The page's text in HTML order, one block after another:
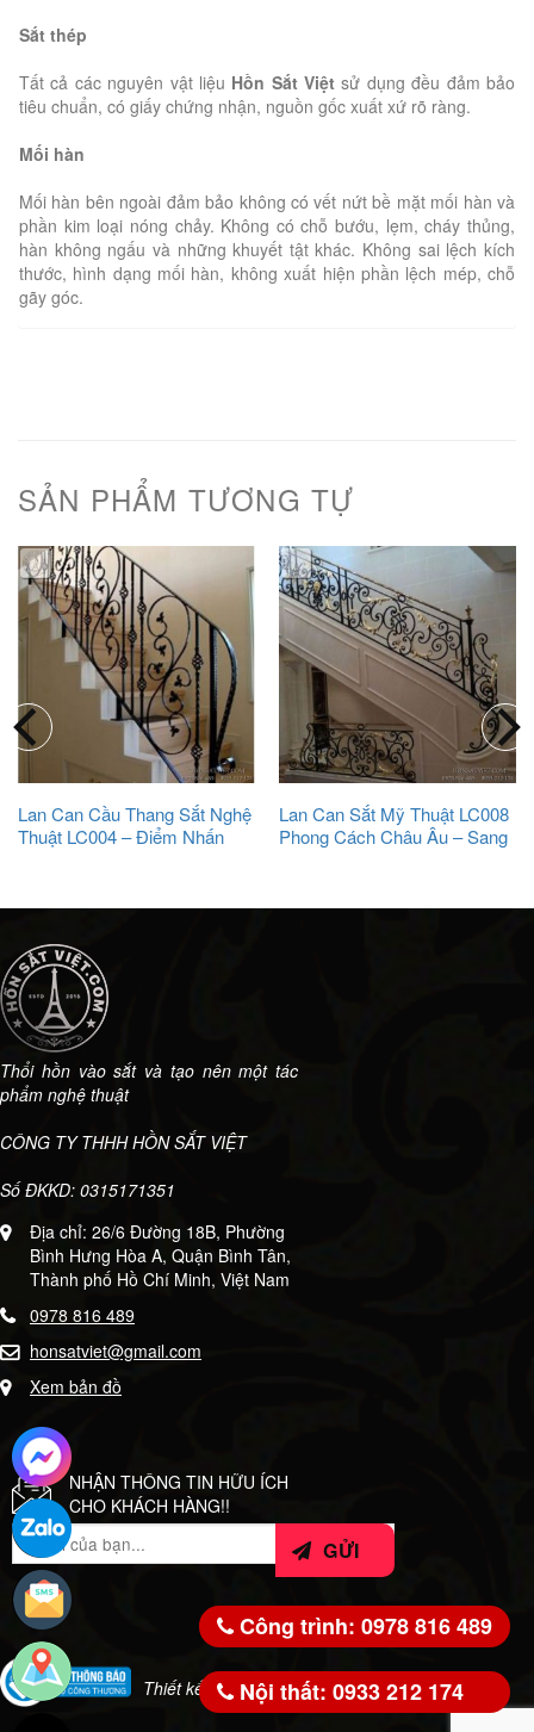
Sắt thép
Tất cả các nguyên vật liệu Hồn Sắt Việt sử dụng đều đảm bảo
tiêu chuẩn, có giấy chứng nhận, nguồn gốc xuất xứ rõ ràng.
Mối hàn
Mối hàn bên ngoài đảm bảo không có vết nứt bề mặt mối hàn và
phần kim loại nóng chảy. Không có chỗ bướu, lẹm, cháy thủng,
hàn không ngấu và những khuyết tật khác. Không sai lệch kích
thước, hình dạng mối hàn, không xuất hiện phần lệch mép, chỗ
gãy góc.
SẢN PHẨM TƯƠNG TỰ
Lan Can Cầu Thang Sắt Nghệ
Thuật LC004 – Điểm Nhấn
Lan Can Sắt Mỹ Thuật LC008
Phong Cách Châu Âu – Sang
Thổi hồn vào sắt và tạo nên một tác
phẩm nghệ thuật
CÔNG TY THHH HỒN SẮT VIỆT
Số ĐKKD: 0315171351
Địa chỉ: 26/6 Đường 18B, Phường
Bình Hưng Hòa A, Quận Bình Tân,
Thành phố Hồ Chí Minh, Việt Nam
0978 816 489
honsatviet@gmail.com
Xem bản đồ
NHẬN THÔNG TIN HỮU ÍCH
CHO KHÁCH HÀNG!!
Thiết kế bởi: WeSoft.VN
Công trình: 0978 816 489
Nội thất: 0933 212 174